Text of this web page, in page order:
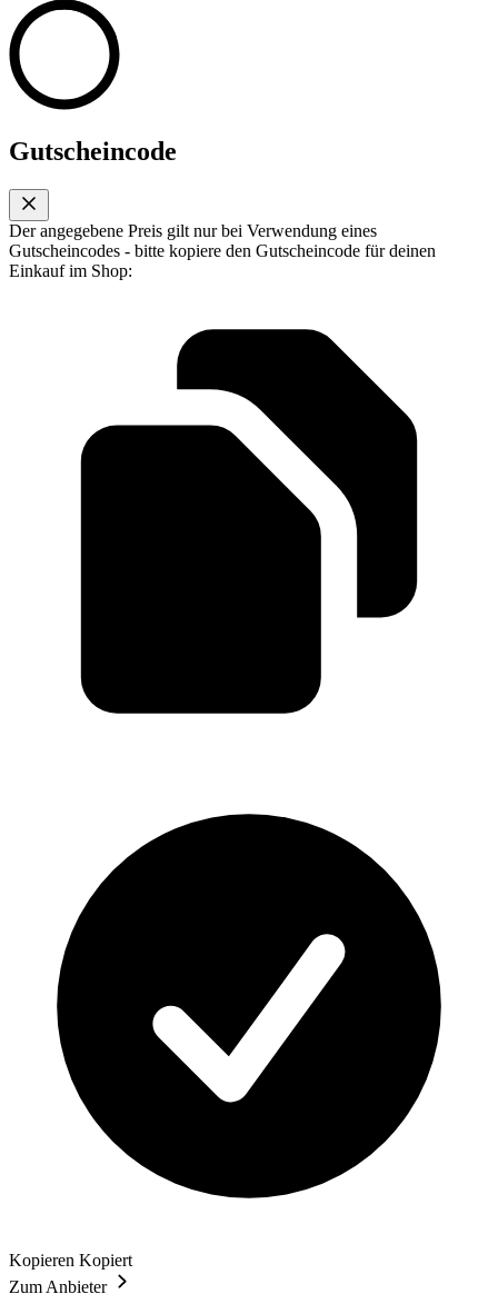
Gutscheincode
Der angegebene Preis gilt nur bei Verwendung eines
Gutscheincodes - bitte kopiere den Gutscheincode für deinen
Einkauf im Shop:
Kopieren Kopiert
Zum Anbieter